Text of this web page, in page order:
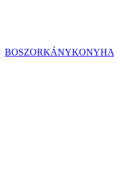
BOSZORKÁNYKONYHA